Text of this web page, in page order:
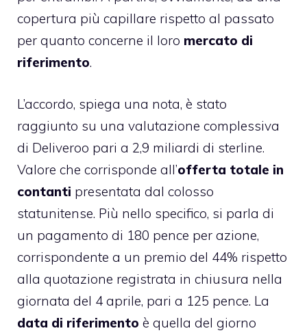
copertura più capillare rispetto al passato
per quanto concerne il loro mercato di
riferimento.
L’accordo, spiega una nota, è stato
raggiunto su una valutazione complessiva
di Deliveroo pari a 2,9 miliardi di sterline.
Valore che corrisponde all’offerta totale in
contanti presentata dal colosso
statunitense. Più nello specifico, si parla di
un pagamento di 180 pence per azione,
corrispondente a un premio del 44% rispetto
alla quotazione registrata in chiusura nella
giornata del 4 aprile, pari a 125 pence. La
data di riferimento è quella del giorno